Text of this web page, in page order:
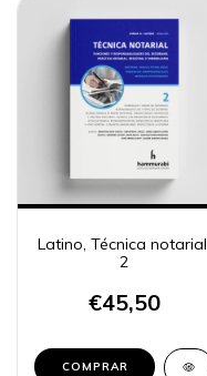
Latino, Técnica
2
€45,50
COMPRAR